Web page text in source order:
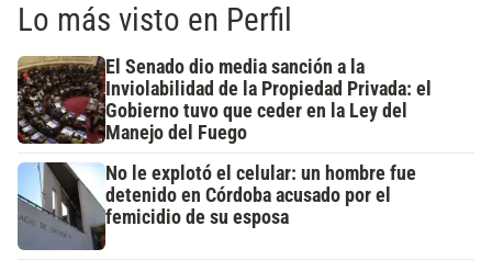
Lo más visto en Perfil
El Senado dio media sanción a la
Inviolabilidad de la Propiedad Privada: el
Gobierno tuvo que ceder en la Ley del
Manejo del Fuego
No le explotó el celular: un hombre fue
detenido en Córdoba acusado por el
femicidio de su esposa